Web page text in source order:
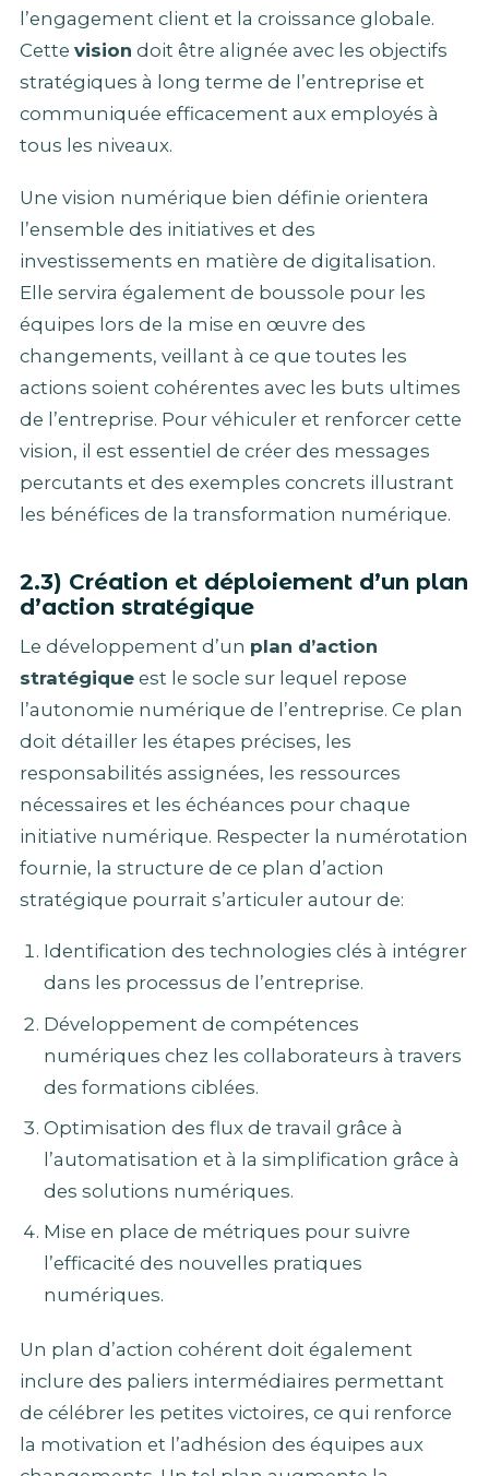
l’engagement client et la croissance globale.
Cette vision doit être alignée avec les objectifs
stratégiques à long terme de l’entreprise et
communiquée efficacement aux employés à
tous les niveaux.
Une vision numérique bien définie orientera
l’ensemble des initiatives et des
investissements en matière de digitalisation.
Elle servira également de boussole pour les
équipes lors de la mise en œuvre des
changements, veillant à ce que toutes les
actions soient cohérentes avec les buts ultimes
de l’entreprise. Pour véhiculer et renforcer cette
vision, il est essentiel de créer des messages
percutants et des exemples concrets illustrant
les bénéfices de la transformation numérique.
2.3) Création et déploiement d’un plan
d’action stratégique
Le développement d’un plan d’action
stratégique est le socle sur lequel repose
l’autonomie numérique de l’entreprise. Ce plan
doit détailler les étapes précises, les
responsabilités assignées, les ressources
nécessaires et les échéances pour chaque
initiative numérique. Respecter la numérotation
fournie, la structure de ce plan d’action
stratégique pourrait s’articuler autour de:
Identification des technologies clés à intégrer
dans les processus de l’entreprise.
Développement de compétences
numériques chez les collaborateurs à travers
des formations ciblées.
Optimisation des flux de travail grâce à
l’automatisation et à la simplification grâce à
des solutions numériques.
Mise en place de métriques pour suivre
l’efficacité des nouvelles pratiques
numériques.
Un plan d’action cohérent doit également
inclure des paliers intermédiaires permettant
de célébrer les petites victoires, ce qui renforce
la motivation et l’adhésion des équipes aux